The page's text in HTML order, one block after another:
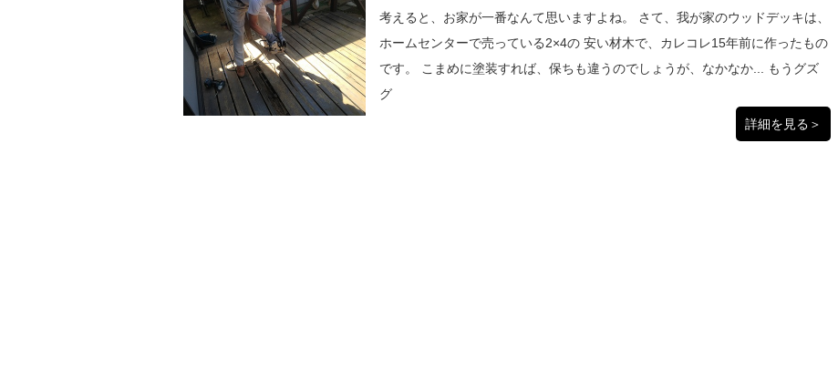
考えると、お家が一番なんて思いますよね。 さて、我が家のウッドデッキは、
ホームセンターで売っている2×4の 安い材木で、カレコレ15年前に作ったもの
です。 こまめに塗装すれば、保ちも違うのでしょうが、なかなか... もうグズ
グ
詳細を見る＞